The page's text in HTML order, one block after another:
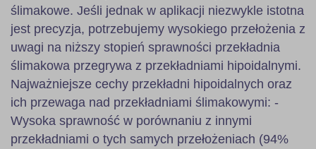
ślimakowe. Jeśli jednak w aplikacji niezwykle istotna
jest precyzja, potrzebujemy wysokiego przełożenia z
uwagi na niższy stopień sprawności przekładnia
ślimakowa przegrywa z przekładniami hipoidalnymi.
Najważniejsze cechy przekładni hipoidalnych oraz
ich przewaga nad przekładniami ślimakowymi: -
Wysoka sprawność w porównaniu z innymi
przekładniami o tych samych przełożeniach (94%